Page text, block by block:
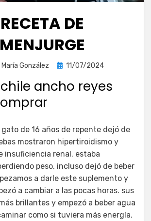
RECETA DE
MENJURGE
María González
Publicada
11/07/2024
ancho reyes
de 16 años de repente dejó de
mostraron hipertiroidismo y
insuficiencia renal. estaba
peso, incluso dejó de beber
a darle este suplemento y
a cambiar a las pocas horas. sus
brillantes y empezó a beber agua
como si tuviera más energía.